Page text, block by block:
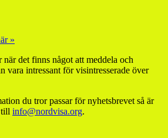
»
det finns något att meddela och
vara intressant för visintresserade över
du tror passar för nyhetsbrevet så är
info@nordvisa.org.